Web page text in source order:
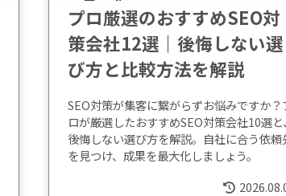
プロ厳選のおすすめSEO対
策会社12選｜後悔しない選
び方と比較方法を解説
SEO対策が集客に繋がらずお悩みですか？
ロが厳選したおすすめSEO対策会社10選と、
後悔しない選び方を解説。自社に合う依頼
を見つけ、成果を最大化しましょう。